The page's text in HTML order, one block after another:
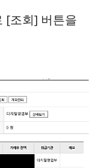
[조회] 버튼을